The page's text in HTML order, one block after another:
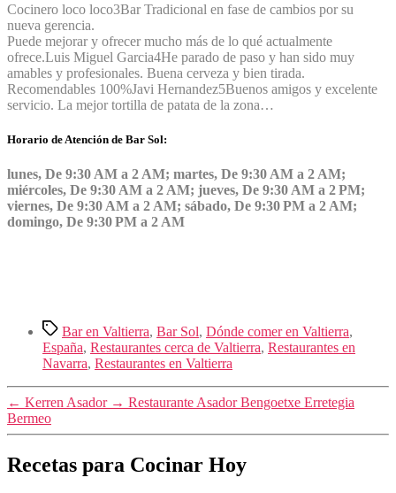
Cocinero loco loco3Bar Tradicional en fase de cambios por su
nueva gerencia.
Puede mejorar y ofrecer mucho más de lo qué actualmente
ofrece.Luis Miguel Garcia4He parado de paso y han sido muy
amables y profesionales. Buena cerveza y bien tirada.
Recomendables 100%Javi Hernandez5Buenos amigos y excelente
servicio. La mejor tortilla de patata de la zona…
Horario de Atención de Bar Sol:
lunes, De 9:30 AM a 2 AM; martes, De 9:30 AM a 2 AM;
miércoles, De 9:30 AM a 2 AM; jueves, De 9:30 AM a 2 PM;
viernes, De 9:30 AM a 2 AM; sábado, De 9:30 PM a 2 AM;
domingo, De 9:30 PM a 2 AM
Etiquetas
Bar en Valtierra, Bar Sol, Dónde comer en Valtierra,
España, Restaurantes cerca de Valtierra, Restaurantes en
Navarra, Restaurantes en Valtierra
← Kerren Asador → Restaurante Asador Bengoetxe Erretegia
Bermeo
Recetas para Cocinar Hoy